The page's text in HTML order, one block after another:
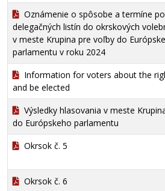
Oznámenie o spôsobe a termíne
delegačných listín do okrskových
v meste Krupina pre voľby do
parlamentu v roku 2024
Information for voters about the
and be elected
Výsledky hlasovania v meste
do Európskeho parlamentu
Okrsok č. 5
Okrsok č. 6